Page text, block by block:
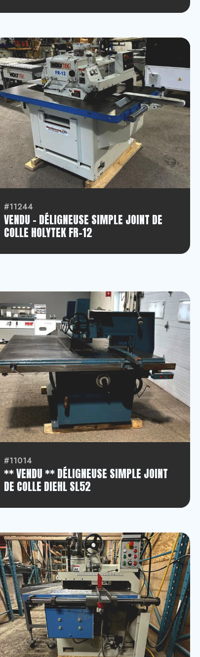
#11244
VENDU - DÉLIGNEUSE SIMPLE JOINT DE
COLLE HOLYTEK FR-12
#11014
** VENDU ** DÉLIGNEUSE SIMPLE JOINT
DE COLLE DIEHL SL52